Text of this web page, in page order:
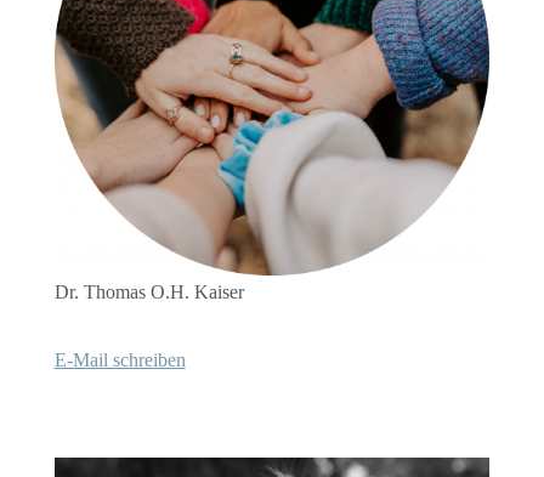
Dr. Thomas O.H. Kaiser
E-Mail schreiben